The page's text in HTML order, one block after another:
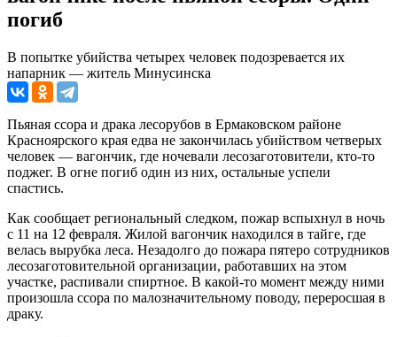
погиб
В попытке убийства четырех человек подозревается их
напарник — житель Минусинска
Пьяная ссора и драка лесорубов в Ермаковском районе
Красноярского края едва не закончилась убийством четверых
человек — вагончик, где ночевали лесозаготовители, кто-то
поджег. В огне погиб один из них, остальные успели
спастись.
Как сообщает региональный следком, пожар вспыхнул в ночь
с 11 на 12 февраля. Жилой вагончик находился в тайге, где
велась вырубка леса. Незадолго до пожара пятеро сотрудников
лесозаготовительной организации, работавших на этом
участке, распивали спиртное. В какой-то момент между ними
произошла ссора по малозначительному поводу, переросшая в
драку.